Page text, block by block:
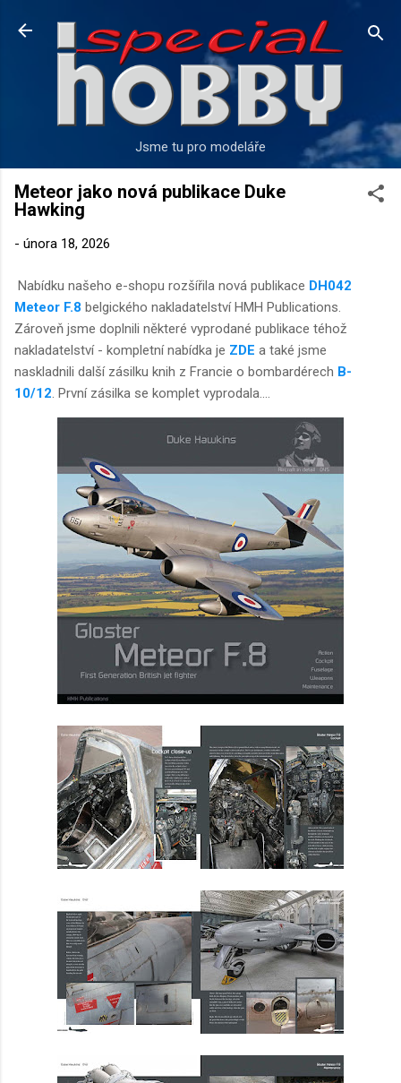
Přeskočit na hlavní obsah
Jsme tu pro modeláře
Meteor jako nová publikace Duke
Hawking
- února 18, 2026
Nabídku našeho e-shopu rozšířila nová publikace DH042
Meteor F.8 belgického nakladatelství HMH Publications.
Zároveň jsme doplnili některé vyprodané publikace téhož
nakladatelství - kompletní nabídka je ZDE a také jsme
naskladnili další zásilku knih z Francie o bombardérech B-
10/12. První zásilka se komplet vyprodala....